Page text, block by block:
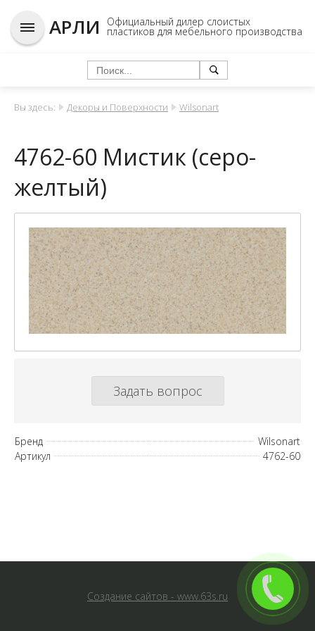
АРЛИ Официальный дилер слоистых
пластиков для мебельного производства
Вы здесь: Декоры и Поверхности Wilsonart
4762-60 Мистик (серо-
желтый)
Задать вопрос
Бренд
Wilsonart
Артикул
4762-60
Создание сайтов - www.63s.ru